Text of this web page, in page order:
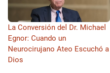
La Conversión del Dr. Michael
Egnor: Cuando un
Neurocirujano Ateo Escuchó a
Dios
Volver al Indice
Levítico 6